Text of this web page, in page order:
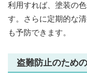
利用すれば、塗装の
す。さらに定期的な
も予防できます。
盗難防止のため